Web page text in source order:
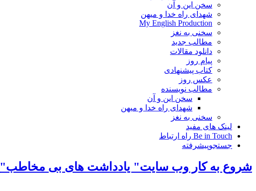
سخن این و آن
شهدای راه خدا و میهن
My English Production
سخنی به نغز
مطالب جدید
دانلود مقالات
پیام روز
کتاب پیشنهادی
عکس روز
مطالب نویسنده
سخن این و آن
شهدای راه خدا و میهن
سخنی به نغز
لینک های مفید
Be in Touch راه ارتباط
جستجوپیشرفته
شروع به کار وب سایت" یادداشت های بی مخاطب"